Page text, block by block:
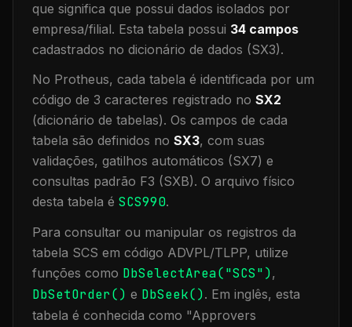
que significa que possui dados isolados por
empresa/filial. Esta tabela possui 34 campos
cadastrados no dicionário de dados (SX3).
No Protheus, cada tabela é identificada por um
código de 3 caracteres registrado no SX2
(dicionário de tabelas). Os campos de cada
tabela são definidos no SX3, com suas
validações, gatilhos automáticos (SX7) e
consultas padrão F3 (SXB). O arquivo físico
desta tabela é SCS990.
Para consultar ou manipular os registros da
tabela SCS em código ADVPL/TLPP, utilize
funções como DbSelectArea("SCS"),
DbSetOrder() e DbSeek(). Em inglês, esta
tabela é conhecida como "Approvers